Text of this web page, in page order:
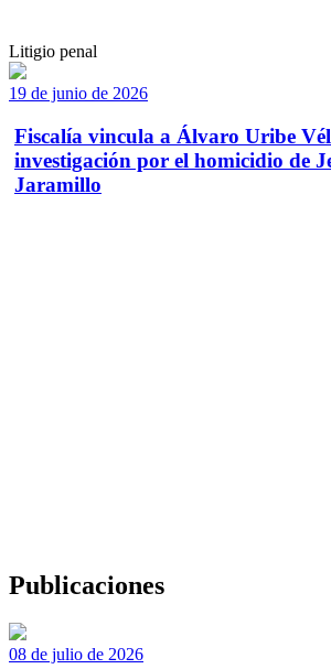
Litigio penal
19 de junio de 2026
Fiscalía vincula a Álvaro Uribe
investigación por el homicidio de
Jaramillo
Publicaciones
08 de julio de 2026